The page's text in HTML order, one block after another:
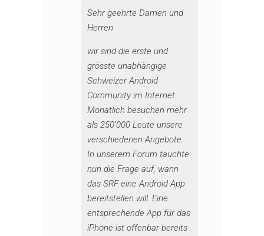
Sehr geehrte Damen und
Herren
wir sind die erste und
grösste unabhängige
Schweizer Android
Community im Internet.
Monatlich besuchen mehr
als 250’000 Leute unsere
verschiedenen Angebote.
In unserem Forum tauchte
nun die Frage auf, wann
das SRF eine Android App
bereitstellen will. Eine
entsprechende App für das
iPhone ist offenbar bereits